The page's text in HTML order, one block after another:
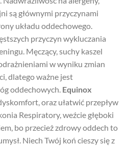
są głównymi przyczynami
układu oddechowego.
przyczyn wykluczania
Męczący, suchy kaszel
w wyniku zmian
dlatego ważne jest
oddechowych. Equinox
oraz ułatwić przepływ
Respiratory, weźcie głęboki
bo przecież zdrowy oddech to
Niech Twój koń cieszy się z